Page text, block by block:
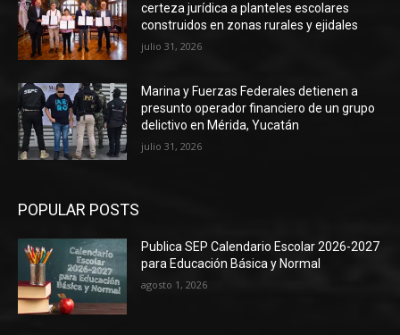
certeza jurídica a planteles escolares
construidos en zonas rurales y ejidales
julio 31, 2026
Marina y Fuerzas Federales detienen a
presunto operador financiero de un grupo
delictivo en Mérida, Yucatán
julio 31, 2026
POPULAR POSTS
Publica SEP Calendario Escolar 2026-2027
para Educación Básica y Normal
agosto 1, 2026